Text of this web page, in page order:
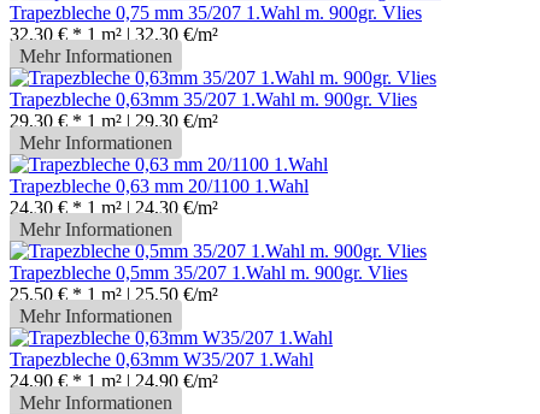
Trapezbleche 0,75 mm 35/207 1.Wahl m. 900gr. Vlies
32,30 € * 1 m² | 32,30 €/m²
Mehr Informationen
Trapezbleche 0,63mm 35/207 1.Wahl m. 900gr. Vlies
29,30 € * 1 m² | 29,30 €/m²
Mehr Informationen
Trapezbleche 0,63 mm 20/1100 1.Wahl
24,30 € * 1 m² | 24,30 €/m²
Mehr Informationen
Trapezbleche 0,5mm 35/207 1.Wahl m. 900gr. Vlies
25,50 € * 1 m² | 25,50 €/m²
Mehr Informationen
Trapezbleche 0,63mm W35/207 1.Wahl
24,90 € * 1 m² | 24,90 €/m²
Mehr Informationen